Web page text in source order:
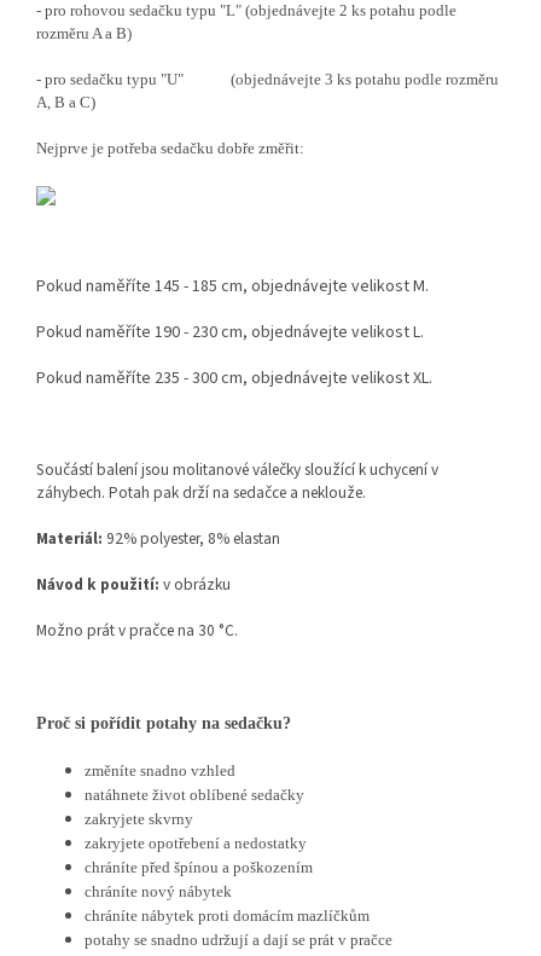
- pro rohovou sedačku typu "L" (objednávejte 2 ks potahu podle
rozměru A a B)
- pro sedačku typu "U" (objednávejte 3 ks potahu podle rozměru
A, B a C)
Nejprve je potřeba sedačku dobře změřit:
Pokud naměříte 145 - 185 cm, objednávejte velikost M.
Pokud naměříte 190 - 230 cm, objednávejte velikost L.
Pokud naměříte 235 - 300 cm, objednávejte velikost XL.
Součástí balení jsou molitanové válečky sloužící k uchycení v
záhybech. Potah pak drží na sedačce a neklouže.
Materiál: 92% polyester, 8% elastan
Návod k použití: v obrázku
Možno prát v pračce na 30 °C.
Proč si pořídit potahy na sedačku?
změníte snadno vzhled
natáhnete život oblíbené sedačky
zakryjete skvrny
zakryjete opotřebení a nedostatky
chráníte před špínou a poškozením
chráníte nový nábytek
chráníte nábytek proti domácím mazlíčkům
potahy se snadno udržují a dají se prát v pračce